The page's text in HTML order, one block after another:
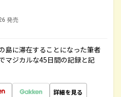
発売
島に滞在することになった筆者
マジカルな45日間の記録と記
詳細を見る